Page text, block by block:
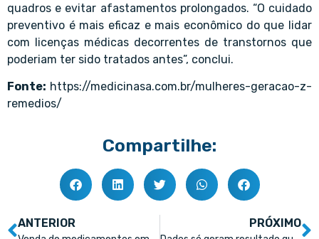
quadros e evitar afastamentos prolongados. “O cuidado
preventivo é mais eficaz e mais econômico do que lidar
com licenças médicas decorrentes de transtornos que
poderiam ter sido tratados antes”, conclui.
Fonte: https://medicinasa.com.br/mulheres-geracao-z-
remedios/
Compartilhe:
ANTERIOR PRÓXIMO